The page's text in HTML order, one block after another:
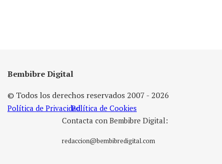
Bembibre Digital
© Todos los derechos reservados 2007 - 2026
Política de PrivacidadPolítica de Cookies
Contacta con Bembibre Digital:
redaccion@bembibredigital.com